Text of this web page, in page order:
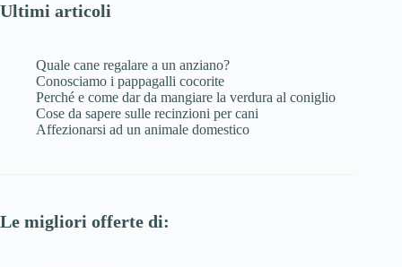
Ultimi articoli
Quale cane regalare a un anziano?
Conosciamo i pappagalli cocorite
Perché e come dar da mangiare la verdura al coniglio
Cose da sapere sulle recinzioni per cani
Affezionarsi ad un animale domestico
Le migliori offerte di: